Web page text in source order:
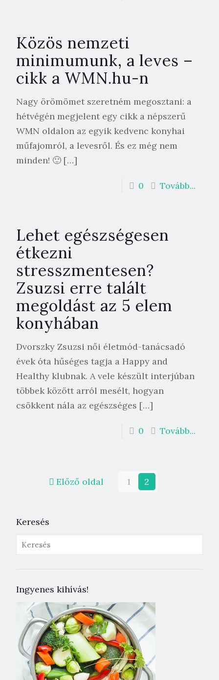
Közös nemzeti
minimumunk, a leves –
cikk a WMN.hu-n
Nagy örömömet szeretném megosztani: a
hétvégén megjelent egy cikk a népszerű
WMN oldalon az egyik kedvenc konyhai
műfajomról, a levesről. És ez még nem
minden! 🙂 […]
0 Tovább...
Lehet egészségesen
étkezni
stresszmentesen?
Zsuzsi erre talált
megoldást az 5 elem
konyhában
Dvorszky Zsuzsi női életmód-tanácsadó
évek óta hűséges tagja a Happy and
Healthy klubnak. A vele készült interjúban
többek között arról mesélt, hogyan
csökkent nála az egészséges […]
0 Tovább...
Előző oldal 1 2
Keresés
Ingyenes kihívás!